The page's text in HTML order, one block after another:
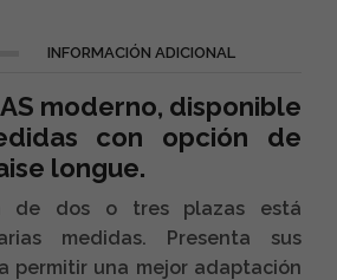
INFORMACIÓN ADICIONAL
moderno, disponible
con opción de
longue.
de dos o tres plazas está
medidas. Presenta sus
permitir una mejor adaptación